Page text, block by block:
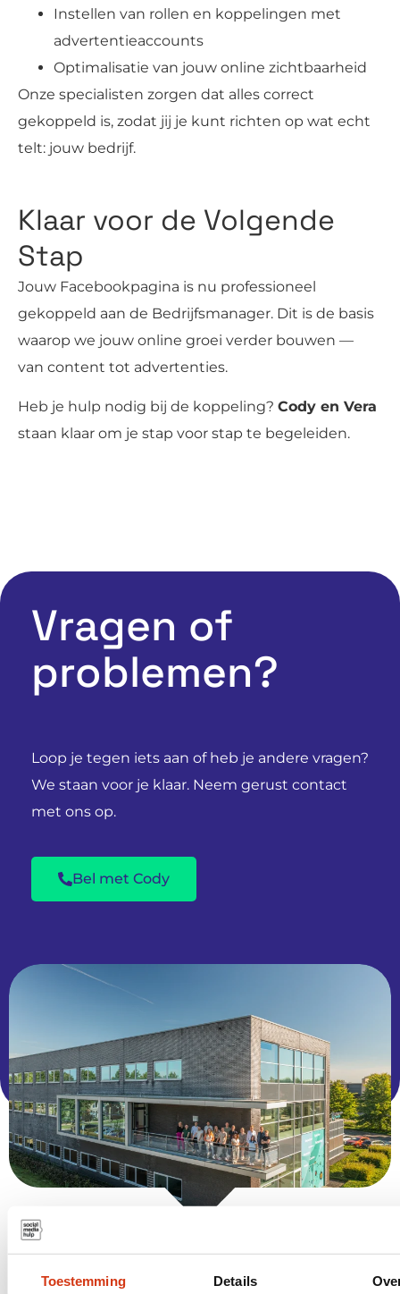
Toestemming Details
Instellen van rollen en koppelingen met
advertentieaccounts
Optimalisatie van jouw online zichtbaarheid
Onze specialisten zorgen dat alles correct
gekoppeld is, zodat jij je kunt richten op wat echt
telt: jouw bedrijf.
Klaar voor de Volgende
Stap
Jouw Facebookpagina is nu professioneel
gekoppeld aan de Bedrijfsmanager. Dit is de basis
waarop we jouw online groei verder bouwen —
van content tot advertenties.
Heb je hulp nodig bij de koppeling? Cody en Vera
staan klaar om je stap voor stap te begeleiden.
Vragen of
problemen?
Loop je tegen iets aan of heb je andere vragen?
We staan voor je klaar. Neem gerust contact
met ons op.
Bel met Cody